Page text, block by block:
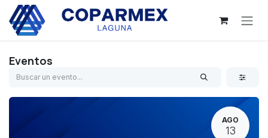
Ir al contenido
Eventos
AGO
13